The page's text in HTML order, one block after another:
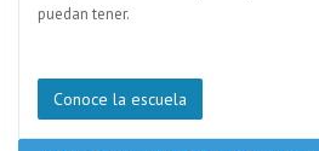
puedan tener.
Conoce la escuela